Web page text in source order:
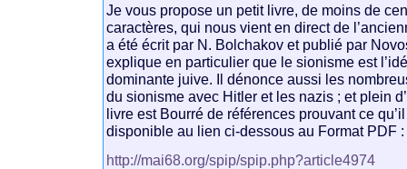
Je vous propose un petit livre, de moins de
caractères, qui nous vient en direct de
a été écrit par N. Bolchakov et publié par
explique en particulier que le sionisme est
dominante juive. Il dénonce aussi les
du sionisme avec Hitler et les nazis ; et plein
livre est Bourré de références prouvant ce
disponible au lien ci-dessous au Format PDF :
http://mai68.org/spip/spip.php?article4974